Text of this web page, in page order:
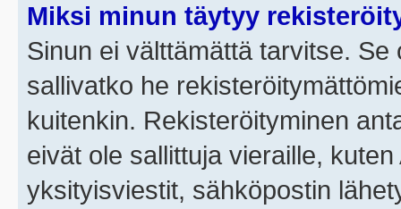
Miksi minun täytyy
Sinun ei välttämättä tarvitse.
sallivatko he
kuitenkin. Rekisteröityminen
eivät ole sallittuja vieraille,
yksityisviestit, sähköpostin